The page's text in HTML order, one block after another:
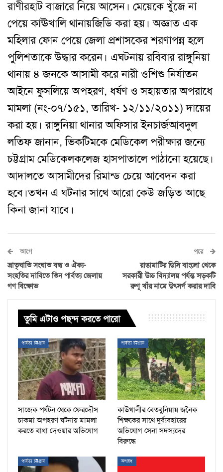
রাণীরহাট বাজারে নিয়ে আসেন। মেয়েকে খুঁজে না
পেয়ে কাঊখালি থানায়জিডি করা হয়।অজ্ঞাত এক
মহিলার ফোন পেয়ে জেলা প্রশাসকের শরণাপন্ন হলে
পুলিশতাকে উদ্ধার করেন। এঘটনায় রবিবার রাঙ্গুনিয়া
থানায় ৪ জনকে আসামী করে নারী ওশিশু নির্যাতন
আইনে ফুসলিয়েঅপহরণ, ধর্ষণ ও সহায়তার অপরাধে
মামলা (নং-০৭/১৫১,তারিখ- ১২/১১/২০১১) দায়ের
করা হয়।রাঙ্গুনিয়া থানার অফিসার ইনচার্জআবদুল
লতিফ জানান,ভিকটিমকে মেডিকেল পরীক্ষার জন্যে
চট্টগ্রাম মেডিকেলকলেজ হাসপাতালে পাঠানো হয়েছে।
আদালতে আসামীদের রিমান্ড চেয়ে আবেদন করা
হবে।তখন এ ঘটনার সাথে আরো কেউ জড়িত আছে
কিনা জানা যাবে।
আগে
ভ্রাতৃঘাতি সংঘাত বন্ধ ও ঐক্য-
সংহতির দাবিতে তিন পার্বত্য জেলায়
গণ বিক্ষোভ
পরে
রাঙামাটির ডিসি বাংলো থেকে
সরকারী উচ্চ বিদ্যালয় পর্যন্ত সড়কটি
রুণূ খাঁর নামে উৎসর্গ করার দাবি
তুমি এটাও পছন্দ করতে পারো
পার্বত্য চট্টগ্রাম
সাজেক পর্যটন থেকে ফেরদৌস
চাকমা অপহরণ ঘটনায় মামলা
করতে বাধা দেওয়ার অভিযোগ
পার্বত্য চট্টগ্রাম
কাউখালীর বেতবুনিয়ায় জনৈক
শিক্ষকের সাথে দুর্ব্যবহারের
অভিযোগ সেনা সদস্যদের
বিরুদ্ধে
পার্বত্য চট্টগ্রাম অপরাধ